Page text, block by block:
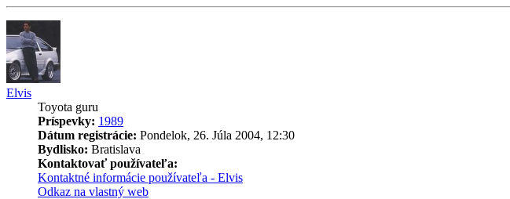
Elvis
Toyota guru
Príspevky: 1989
Dátum registrácie: Pondelok, 26. Júla 2004, 12:30
Bydlisko: Bratislava
Kontaktovať používateľa:
Kontaktné informácie používateľa - Elvis
Odkaz na vlastný web